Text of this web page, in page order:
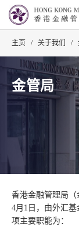
主页 / 关于我们 /
金管局
香港金融管理局（
4月1日，由外汇
项主要职能为：